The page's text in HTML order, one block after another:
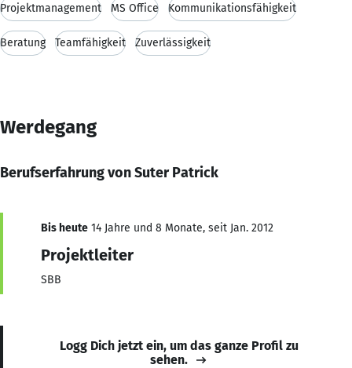
Projektmanagement MS Office Kommunikationsfähigkeit
Beratung Teamfähigkeit Zuverlässigkeit
Werdegang
Berufserfahrung von Suter Patrick
Bis heute 14 Jahre und 8 Monate, seit Jan. 2012
Projektleiter
SBB
Logg Dich jetzt ein, um das ganze Profil zu
sehen.